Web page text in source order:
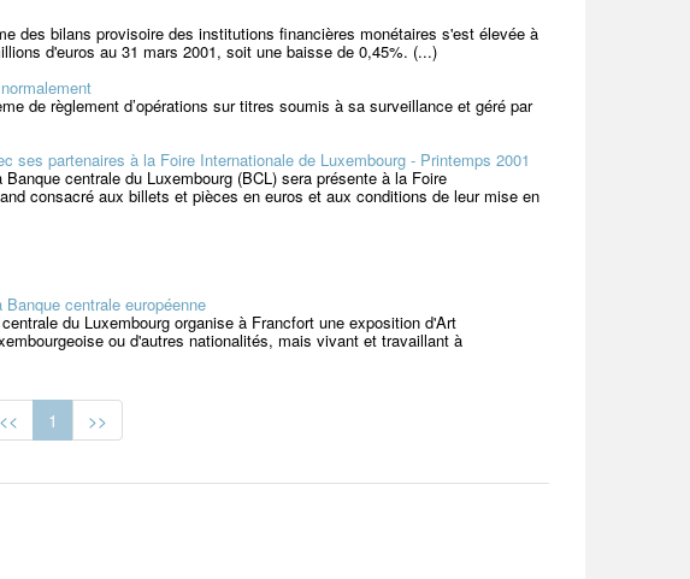
des bilans provisoire des institutions financières monétaires s'est élevée à
d'euros au 31 mars 2001, soit une baisse de 0,45%. (...)
de règlement d’opérations sur titres soumis à sa surveillance et géré par
ses partenaires à la Foire Internationale de Luxembourg - Printemps 2001
centrale du Luxembourg (BCL) sera présente à la Foire
consacré aux billets et pièces en euros et aux conditions de leur mise en
centrale européenne
du Luxembourg organise à Francfort une exposition d'Art
ou d'autres nationalités, mais vivant et travaillant à
<< 1 >>